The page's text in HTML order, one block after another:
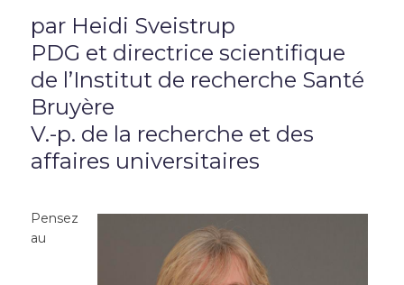
par Heidi Sveistrup
PDG et directrice scientifique
de l’Institut de recherche Santé
Bruyère
V.-p. de la recherche et des
affaires universitaires
Pensez
au